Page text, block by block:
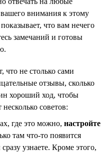
внимания к этому
что вам нечего
замечаний и готовы
что не столько сами
отзывы, сколько
хороший ход, чтобы
советов:
где это можно, настройте
там что-то появится
узнаете. Кроме этого,